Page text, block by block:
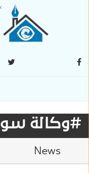
#وكالة سوا
News